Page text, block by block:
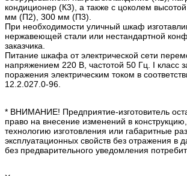
кондиционер (К3), а также с цоколем
мм (П2), 300 мм (П3).
При необходимости уличный шкаф
нержавеющей стали или нестандартной
заказчика.
Питание шкафа от электрической сети
напряжением 220 В, частотой 50 Гц. I класс
поражения электрическим током в
12.2.027.0-96.
* ВНИМАНИЕ! Предприятие-изготовитель
право на внесение изменений в
технологию изготовления или габаритные
эксплуатационных свойств без отражения в
без предварительного уведомления